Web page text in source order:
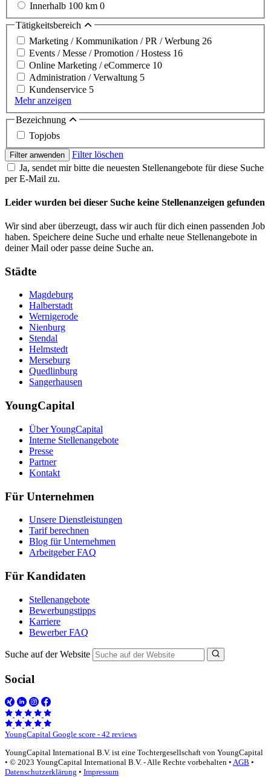
Innerhalb 100 km 0
Tätigkeitsbereich
Marketing / Kommunikation / PR / Werbung 26
Events / Messe / Promotion / Hostess 16
Online Marketing / eCommerce 10
Administration / Verwaltung 5
Kundenservice 5
Mehr anzeigen
Bezeichnung
Topjobs
Filter anwenden
Filter löschen
Ja, sendet mir bitte die neuesten Stellenangebote für diese Suche
per E-Mail zu.
Leider wurden bei dieser Suche keine Stellenanzeigen gefunden
Wir sind aber überzeugt, dass wir auch für dich einen passenden Job
haben. Speichere deine Suche und erhalte neue Stellenangebote in
deiner Mail oder passe deine Suche an.
Städte
Magdeburg
Halberstadt
Wernigerode
Nienburg
Stendal
Helmstedt
Merseburg
Quedlinburg
Sangerhausen
YoungCapital
Über YoungCapital
Interne Stellenangebote
Presse
Partner
Kontakt
Für Unternehmen
Unsere Dienstleistungen
Tarif berechnen
Blog für Unternehmen
Arbeitgeber FAQ
Für Kandidaten
Stellenangebote
Bewerbungstipps
Karriere
Bewerber FAQ
Suche auf der Website
Social
YoungCapital Google score - 42 reviews
YoungCapital International B.V. ist eine Tochtergesellschaft von YoungCapital
• © 2023 YoungCapital International B.V. - Alle Rechte vorbehalten • AGB •
Datenschutzerklärung • Impressum